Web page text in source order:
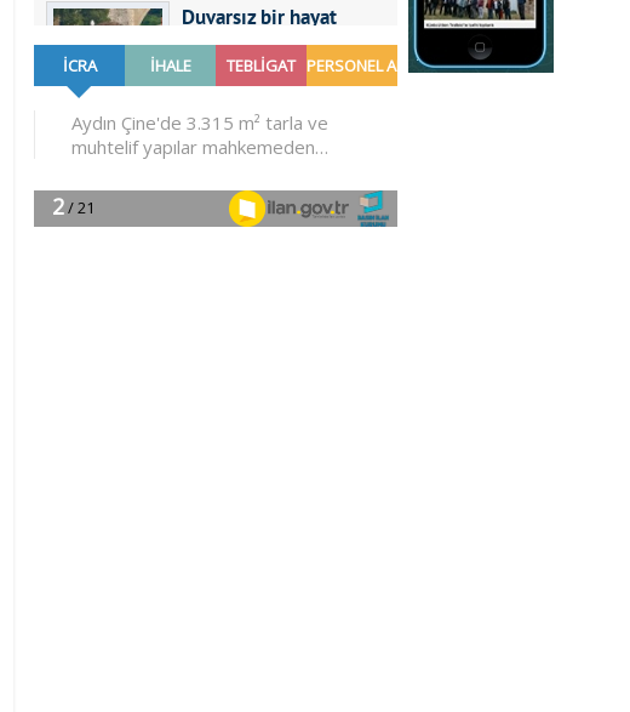
Duvarsız bir hayat
Furkan SARICA
GÜNDEMDE NELER
OLMALI?